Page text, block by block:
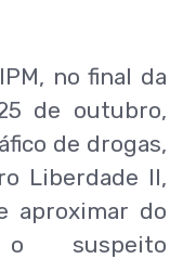
no final da
de outubro,
de drogas,
Liberdade ll,
aproximar do
suspeito